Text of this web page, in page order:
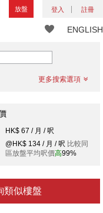
放盤 登入 註冊
ENGLISH
更多搜索選項
HK$ 67 / 月 / 呎
@HK$ 134 / 月 / 呎 比較同
區放盤平均呎價高99%
類似樓盤